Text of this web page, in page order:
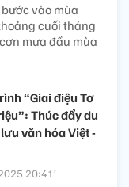
vào mùa
cuối tháng
mưa đầu mùa
“Giai điệu Tơ
Thúc đẩy du
văn hóa Việt -
20:41’